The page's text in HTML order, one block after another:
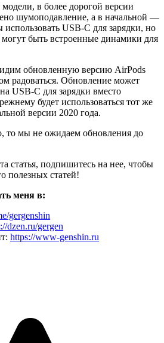
в более дорогой версии
шумоподавление, а в начальной —
USB-C для зарядки, но
быть встроенные динамики для
обновленную версию AirPods
радоваться. Обновление может
USB-C для зарядки вместо
будет использоваться тот же
версии 2020 года.
то мы не ожидаем обновления до
статья, подпишитесь на нее, чтобы
полезных статей!
меня в:
gergenshin
dzen.ru/gergen
https://www-genshin.ru